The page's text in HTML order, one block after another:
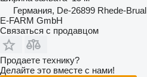
Германия, De-26899 Rhede-Brual
E-FARM GmbH
Связаться с продавцом
Продаете технику?
Делайте это вместе с нами!